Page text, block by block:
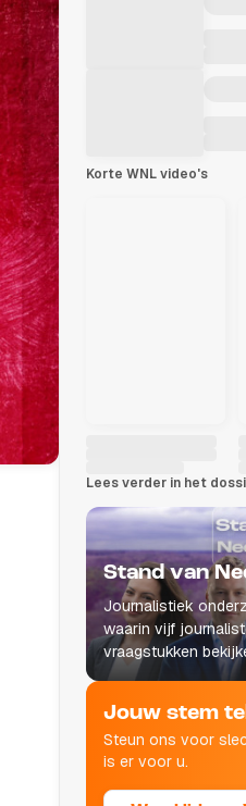
Korte WNL video's
Lees verder in het
Stand van
Journalistiek
waarin vijf
vraagstukken
leven raken.
Jouw stem
Steun ons voor
is er voor u.